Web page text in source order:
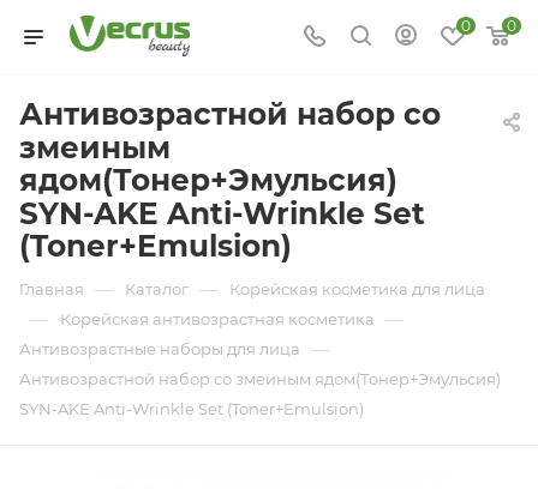
0 0
Антивозрастной набор со
змеиным
ядом(Тонер+Эмульсия)
SYN-AKE Anti-Wrinkle Set
(Toner+Emulsion)
Главная — Каталог — Корейская косметика для лица
— Корейская антивозрастная косметика —
Антивозрастные наборы для лица —
Антивозрастной набор со змеиным ядом(Тонер+Эмульсия)
SYN-AKE Anti-Wrinkle Set (Toner+Emulsion)